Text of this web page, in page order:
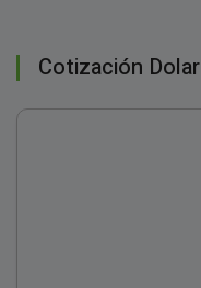
Cotización Dolar